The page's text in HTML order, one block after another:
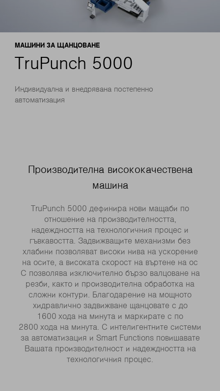
МАШИНИ ЗА ЩАНЦОВАНЕ
TruPunch 5000
Индивидуална и внедрявана постепенно
автоматизация
Производителна висококачествена
машина
TruPunch 5000 дефинира нови мащаби по
отношение на производителността,
надеждността на технологичния процес и
гъвкавостта. Задвижващите механизми без
хлабини позволяват високи нива на ускорение
на осите, а високата скорост на въртене на ос
C позволява изключително бързо валцоване на
резби, както и производителна обработка на
сложни контури. Благодарение на мощното
хидравлично задвижване щанцовате с до
1600 хода на минута и маркирате с по
2800 хода на минута. С интелигентните системи
за автоматизация и Smart Functions повишавате
Вашата производителност и надеждността на
технологичния процес.